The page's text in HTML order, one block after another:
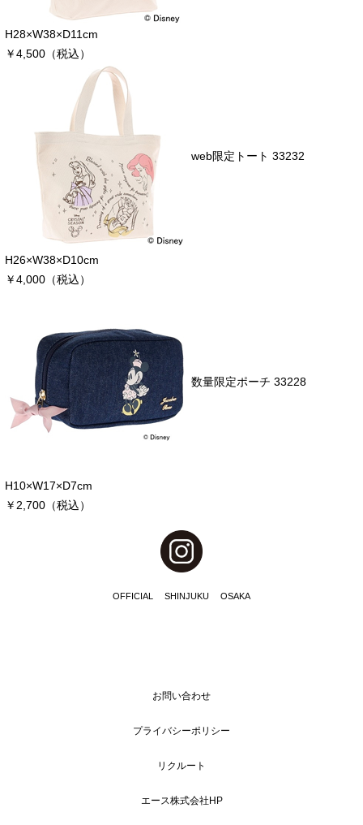
H28×W38×D11cm
￥4,500（税込）
web限定トート 33232
H26×W38×D10cm
￥4,000（税込）
数量限定ポーチ 33228
H10×W17×D7cm
￥2,700（税込）
OFFICIAL SHINJUKU OSAKA
お問い合わせ
プライバシーポリシー
リクルート
エース株式会社HP